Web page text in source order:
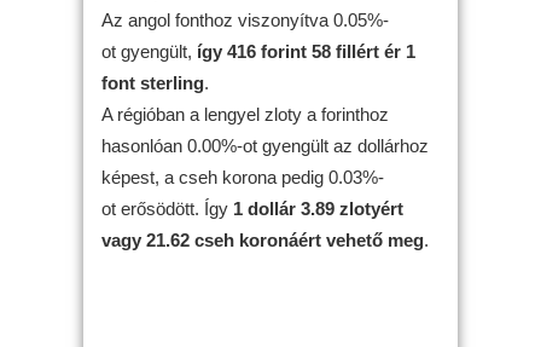
Az angol fonthoz viszonyítva 0.05%-
ot gyengült, így 416 forint 58 fillért ér 1
font sterling.
A régióban a lengyel zloty a forinthoz
hasonlóan 0.00%-ot gyengült az dollárhoz
képest, a cseh korona pedig 0.03%-
ot erősödött. Így 1 dollár 3.89 zlotyért
vagy 21.62 cseh koronáért vehető meg.